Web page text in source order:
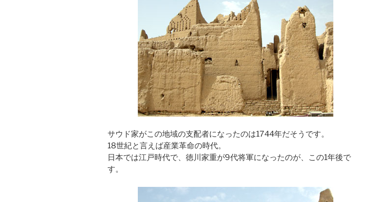
サウド家がこの地域の支配者になったのは1744年だそうです。
18世紀と言えば産業革命の時代。
日本では江戸時代で、徳川家重が9代将軍になったのが、この1年後で
す。